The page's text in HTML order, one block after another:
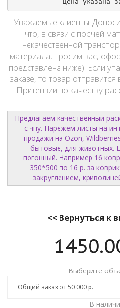
Цена указана
Уважаемые клиенты!
что, в связи с порчей
некачественной
материала, просим вас,
представлена ниже). Если
заказе, то товар
Притензии по качеству
Предлагаем качественный
с чпу. Нарежем листы на
продажи на Ozon,
бытовые, для животных.
погонный. Например 16
350*500 по 16 р. за
закруглением,
<< Вернуться к
Выберите
В